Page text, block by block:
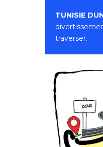
TUNISIE
traverser.